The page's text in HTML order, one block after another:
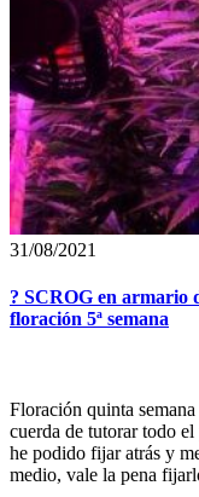
31/08/2021
? SCROG en armario
floración 5ª semana
Floración quinta
cuerda de tutorar todo
he podido fijar atrás y
medio, vale la pena